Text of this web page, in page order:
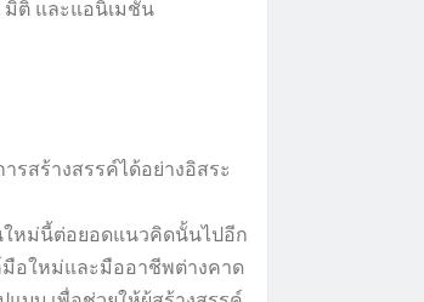
มิติ และแอนิเมชัน
รสร้างสรรค์ได้อย่างอิสระ
นใหม่นี้ต่อยอดแนวคิดนั้นไปอีก
อใหม่และมืออาชีพต่างคาด